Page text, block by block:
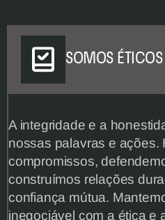
SOMOS ÉTICOS
A integridade e a
nossas palavras e ações.
compromissos,
construímos relações
confiança mútua.
inegociável com a ética e